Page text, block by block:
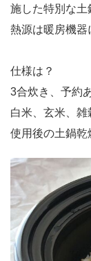
施した特別な土
熱源は暖房機器
仕様は？
3合炊き、予約
白米、玄米、雑
使用後の土鍋乾